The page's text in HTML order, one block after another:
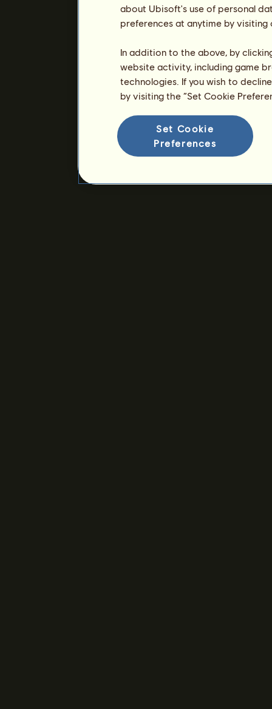
about Ubisoft's use of personal
preferences at anytime by
In addition to the above, by
website activity, including game
technologies. If you wish to
by visiting the “Set Cookie
Set Cookie
Preferences